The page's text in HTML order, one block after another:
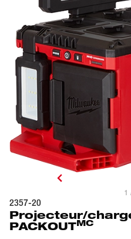
1
2357-20
Projecteur/
PACKOUTMC